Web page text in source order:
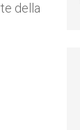
della